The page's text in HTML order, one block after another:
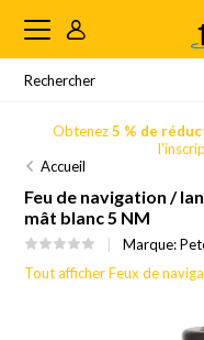
Obtenez5 % de
Accueil
Feu de navigation /
mât blanc 5 NM
Marque:
Tout afficher Feux de